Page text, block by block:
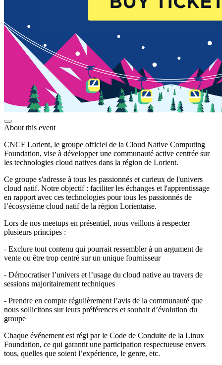
About this event
CNCF Lorient, le groupe officiel de la Cloud Native Computing
Foundation, vise à développer une communauté active centrée sur
les technologies cloud natives dans la région de Lorient.
Ce groupe s'adresse à tous les passionnés et curieux de l'univers
cloud natif. Notre objectif : faciliter les échanges et l'apprentissage
en rapport avec ces technologies pour tous les passionnés de
l’écosystème cloud natif de la région Lorientaise.
Lors de nos meetups en présentiel, nous veillons à respecter
plusieurs principes :
- Exclure tout contenu qui pourrait ressembler à un argument de
vente ou être trop centré sur un unique fournisseur
- Démocratiser l’univers et l’usage du cloud native au travers de
sessions majoritairement techniques
- Prendre en compte régulièrement l’avis de la communauté que
nous sollicitons sur leurs préférences et souhait d’évolution du
groupe
Chaque événement est régi par le Code de Conduite de la Linux
Foundation, ce qui garantit une participation respectueuse envers
tous, quelles que soient l’expérience, le genre, etc.